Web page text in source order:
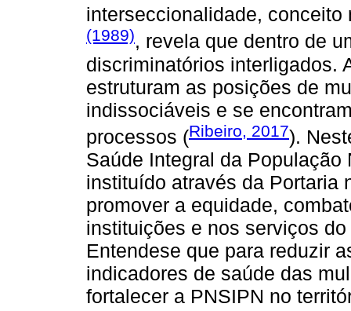
interseccionalidade,
(1989), revela que dentro de
discriminatórios interligados.
estruturam as posições de
indissociáveis e se
processos (Ribeiro, 2017).
Saúde Integral da
instituído através da Portaria
promover a equidade,
instituições e nos serviços
Entendese que para reduzir
indicadores de saúde das
fortalecer a PNSIPN no